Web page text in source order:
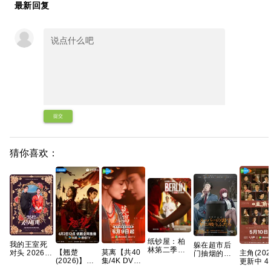
最新回复
提交
猜你喜欢：
我的王室死
对头 2026
【翘楚
(2026)】】
莫离‎【共40
集/4K DV
纸钞屋：柏
林第二季
躲在超市后
门抽烟的两
主角
更新中